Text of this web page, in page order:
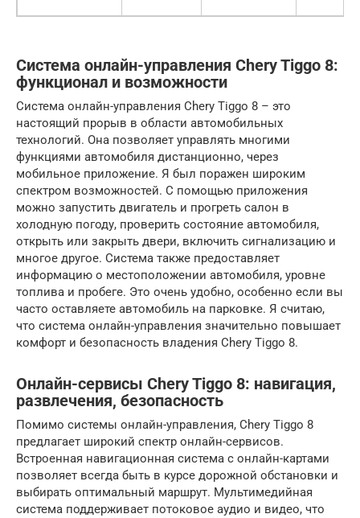
Система онлайн-управления Chery Tiggo 8:
функционал и возможности
Система онлайн-управления Chery Tiggo 8 – это
настоящий прорыв в области автомобильных
технологий. Она позволяет управлять многими
функциями автомобиля дистанционно, через
мобильное приложение. Я был поражен широким
спектром возможностей. С помощью приложения
можно запустить двигатель и прогреть салон в
холодную погоду, проверить состояние автомобиля,
открыть или закрыть двери, включить сигнализацию и
многое другое. Система также предоставляет
информацию о местоположении автомобиля, уровне
топлива и пробеге. Это очень удобно, особенно если вы
часто оставляете автомобиль на парковке. Я считаю,
что система онлайн-управления значительно повышает
комфорт и безопасность владения Chery Tiggo 8.
Онлайн-сервисы Chery Tiggo 8: навигация,
развлечения, безопасность
Помимо системы онлайн-управления, Chery Tiggo 8
предлагает широкий спектр онлайн-сервисов.
Встроенная навигационная система с онлайн-картами
позволяет всегда быть в курсе дорожной обстановки и
выбирать оптимальный маршрут. Мультимедийная
система поддерживает потоковое аудио и видео, что